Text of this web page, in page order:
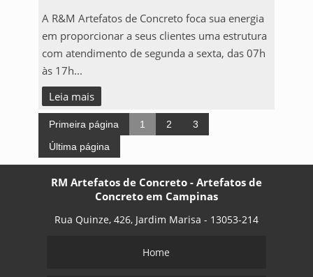
A R&M Artefatos de Concreto foca sua energia
em proporcionar a seus clientes uma estrutura
com atendimento de segunda a sexta, das 07h
às 17h...
Leia mais
Primeira página 1 2
3
Última página
RM Artefatos de Concreto - Artefatos de
Concreto em Campinas
Rua Quinze, 426, Jardim Marisa - 13053-214
Home